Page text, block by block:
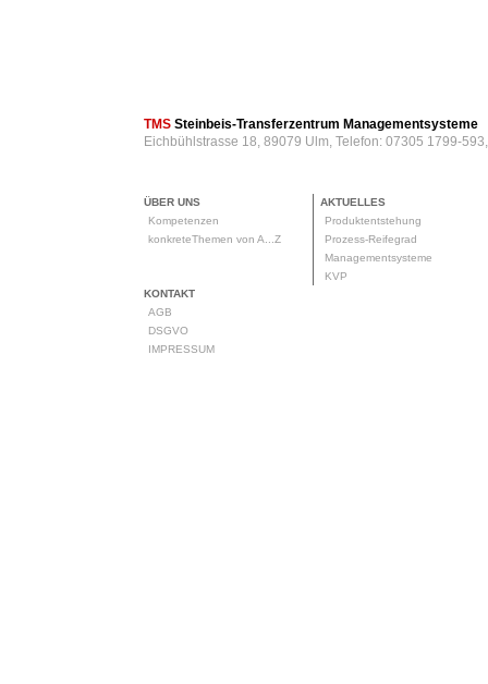
TMS Steinbeis-Transferzentrum Managementsysteme
Eichbühlstrasse 18, 89079 Ulm, Telefon: 07305 1799-
ÜBER UNS
Kompetenzen
konkreteThemen von A...Z
AKTUELLES
Produktentstehung
Prozess-Reifegrad
Managementsysteme
KVP
KONTAKT
AGB
DSGVO
IMPRESSUM